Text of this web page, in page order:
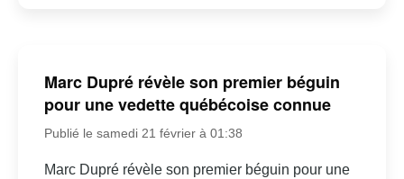
Marc Dupré révèle son premier béguin
pour une vedette québécoise connue
Publié le samedi 21 février à 01:38
Marc Dupré révèle son premier béguin pour une